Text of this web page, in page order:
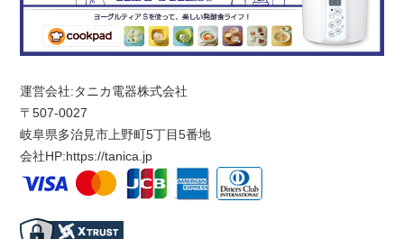
運営会社:タニカ電器株式会社
〒507-0027
岐阜県多治見市上野町5丁目5番地
会社HP:https://tanica.jp